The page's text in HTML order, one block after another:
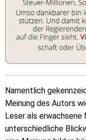
Namentlich
Meinung des Autors
Leser als erwachsene
unterschiedliche